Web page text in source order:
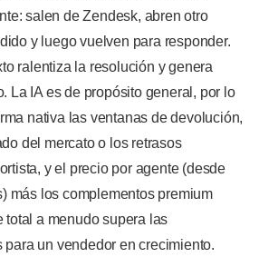
salen de Zendesk, abren otro
y luego vuelven para responder.
ralentiza la resolución y genera
La IA es de propósito general, por lo
nativa las ventanas de devolución,
del mercato o los retrasos
y el precio por agente (desde
más los complementos premium
total a menudo supera las
un vendedor en crecimiento.